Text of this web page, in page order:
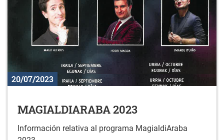
20/07/2023
MAGIALDIARABA 2023
Información relativa al programa MagialdiAraba